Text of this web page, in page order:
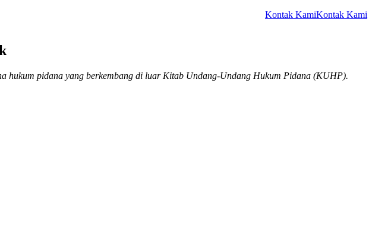
Kontak KamiKontak Kami
hukum pidana yang berkembang di luar Kitab Undang-Undang Hukum Pidana (KUHP).